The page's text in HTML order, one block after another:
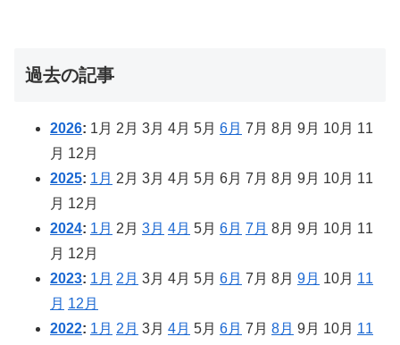
過去の記事
2026: 1月 2月 3月 4月 5月 6月 7月 8月 9月 10月 11
月 12月
2025: 1月 2月 3月 4月 5月 6月 7月 8月 9月 10月 11
月 12月
2024: 1月 2月 3月 4月 5月 6月 7月 8月 9月 10月 11
月 12月
2023: 1月 2月 3月 4月 5月 6月 7月 8月 9月 10月 11
月 12月
2022: 1月 2月 3月 4月 5月 6月 7月 8月 9月 10月 11